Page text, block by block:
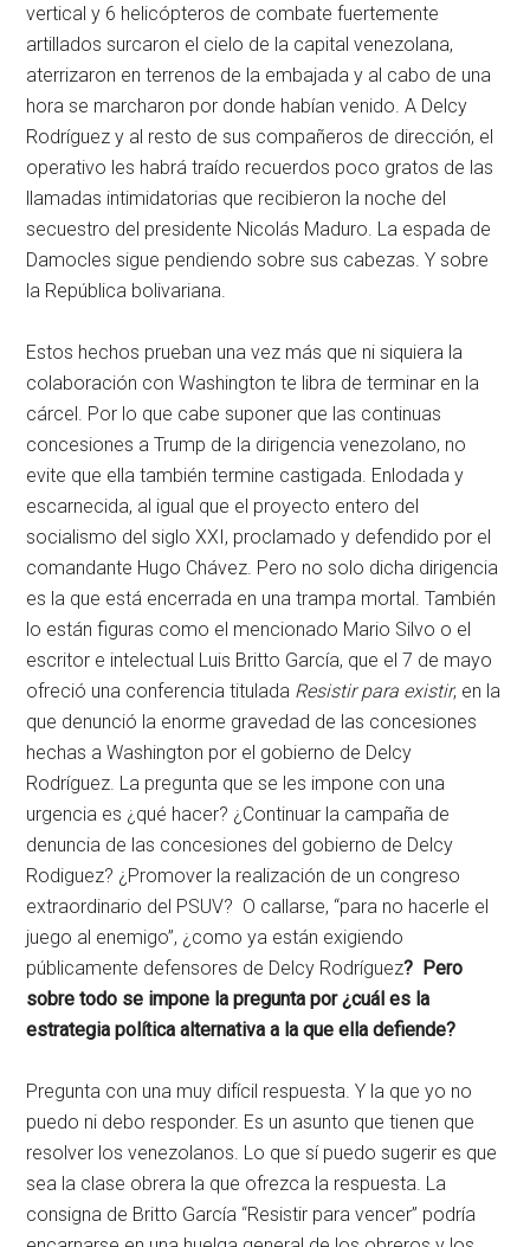
vertical y 6 helicópteros de combate fuertemente
artillados surcaron el cielo de la capital venezolana,
aterrizaron en terrenos de la embajada y al cabo de una
hora se marcharon por donde habían venido. A Delcy
Rodríguez y al resto de sus compañeros de dirección, el
operativo les habrá traído recuerdos poco gratos de las
llamadas intimidatorias que recibieron la noche del
secuestro del presidente Nicolás Maduro. La espada de
Damocles sigue pendiendo sobre sus cabezas. Y sobre
la República bolivariana.
Estos hechos prueban una vez más que ni siquiera la
colaboración con Washington te libra de terminar en la
cárcel. Por lo que cabe suponer que las continuas
concesiones a Trump de la dirigencia venezolano, no
evite que ella también termine castigada. Enlodada y
escarnecida, al igual que el proyecto entero del
socialismo del siglo XXI, proclamado y defendido por el
comandante Hugo Chávez. Pero no solo dicha dirigencia
es la que está encerrada en una trampa mortal. También
lo están figuras como el mencionado Mario Silvo o el
escritor e intelectual Luis Britto García, que el 7 de mayo
ofreció una conferencia titulada Resistir para existir, en la
que denunció la enorme gravedad de las concesiones
hechas a Washington por el gobierno de Delcy
Rodríguez. La pregunta que se les impone con una
urgencia es ¿qué hacer? ¿Continuar la campaña de
denuncia de las concesiones del gobierno de Delcy
Rodiguez? ¿Promover la realización de un congreso
extraordinario del PSUV? O callarse, “para no hacerle el
juego al enemigo”, ¿como ya están exigiendo
públicamente defensores de Delcy Rodríguez? Pero
sobre todo se impone la pregunta por ¿cuál es la
estrategia política alternativa a la que ella defiende?
Pregunta con una muy difícil respuesta. Y la que yo no
puedo ni debo responder. Es un asunto que tienen que
resolver los venezolanos. Lo que sí puedo sugerir es que
sea la clase obrera la que ofrezca la respuesta. La
consigna de Britto García “Resistir para vencer” podría